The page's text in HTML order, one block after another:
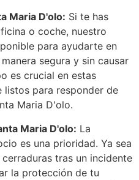
Maria D'olo: Si te has
o coche, nuestro
para ayudarte en
segura y sin causar
es crucial en estas
listos para responder de
Maria D'olo.
Maria D'olo: La
es una prioridad. Ya sea
tras un incidente
la protección de tu